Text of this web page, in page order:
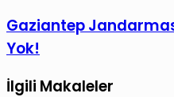
Gaziantep
Yok!
İlgili Makaleler